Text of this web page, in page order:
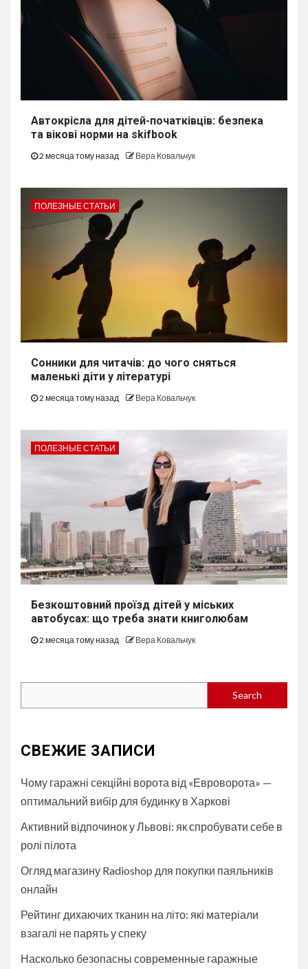
Автокрісла для дітей-початківців: безпека
та вікові норми на skifbook
2 месяца тому назад Вера Ковальчук
ПОЛЕЗНЫЕ СТАТЬИ
Сонники для читачів: до чого сняться
маленькі діти у літературі
2 месяца тому назад Вера Ковальчук
ПОЛЕЗНЫЕ СТАТЬИ
Безкоштовний проїзд дітей у міських
автобуcах: що треба знати книголюбам
2 месяца тому назад Вера Ковальчук
Search
СВЕЖИЕ ЗАПИСИ
Чому гаражні секційні ворота від «Евроворота» —
оптимальний вибір для будинку в Харкові
Активний відпочинок у Львові: як спробувати себе в
ролі пілота
Огляд магазину Radioshop для покупки паяльників
онлайн
Рейтинг дихаючих тканин на літо: які матеріали
взагалі не парять у спеку
Насколько безопасны современные гаражные